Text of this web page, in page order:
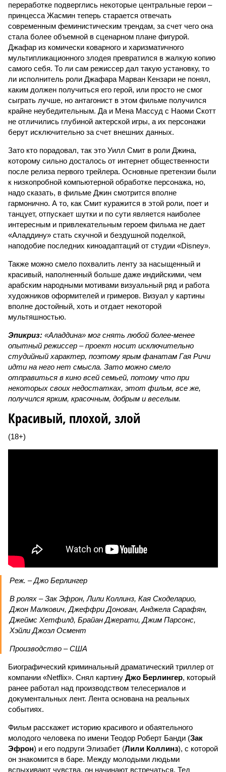
переработке подверглись некоторые центральные герои –
принцесса Жасмин теперь старается отвечать
современным феминистическим трендам, за счет чего она
стала более объемной в сценарном плане фигурой.
Джафар из комически коварного и харизматичного
мультипликационного злодея превратился в жалкую копию
самого себя. То ли сам режиссер дал такую установку, то
ли исполнитель роли Джафара Марван Кензари не понял,
каким должен получиться его герой, или просто не смог
сыграть лучше, но антагонист в этом фильме получился
крайне неубедительным. Да и Мена Массуд с Наоми Скотт
не отличились глубиной актерской игры, а их персонажи
берут исключительно за счет внешних данных.
Зато кто порадовал, так это Уилл Смит в роли Джина,
которому сильно досталось от интернет общественности
после релиза первого трейлера. Основные претензии были
к низкопробной компьютерной обработке персонажа, но,
надо сказать, в фильме Джин смотрится вполне
гармонично. А то, как Смит куражится в этой роли, поет и
танцует, отпускает шутки и по сути является наиболее
интересным и привлекательным героем фильма не дает
«Аладдину» стать скучной и бездушной поделкой,
наподобие последних киноадаптаций от студии «Disney».
Также можно смело похвалить ленту за насыщенный и
красивый, наполненный больше даже индийскими, чем
арабским народными мотивами визуальный ряд и работа
художников оформителей и гримеров. Визуал у картины
вполне достойный, хоть и отдает некоторой
мультяшностью.
Эпикриз: «Аладдина» мог снять любой более-менее
опытный режиссер – проект носит исключительно
студийный характер, поэтому ярым фанатам Гая Ричи
идти на него нет смысла. Зато можно смело
отправиться в кино всей семьей, потому что при
некоторых своих недостатках, этот фильм, все же,
получился ярким, красочным, добрым и веселым.
Красивый, плохой, злой
(18+)
Реж. – Джо Берлингер
В ролях – Зак Эфрон, Лили Коллинз, Кая Скоделарио,
Джон Малкович, Джеффри Донован, Анджела Сарафян,
Джеймс Хетфилд, Брайан Джерати, Джим Парсонс,
Хэйли Джоэл Осмент
Производство – США
Биографический криминальный драматический триллер от
компании «Netflix». Снял картину Джо Берлингер, который
ранее работал над производством телесериалов и
документальных лент. Лента основана на реальных
событиях.
Фильм расскажет историю красивого и обаятельного
молодого человека по имени Теодор Роберт Банди (Зак
Эфрон) и его подруги Элизабет (Лили Коллинз), с которой
он знакомится в баре. Между молодыми людьми
вспыхивают чувства, он начинают встречаться. Тед